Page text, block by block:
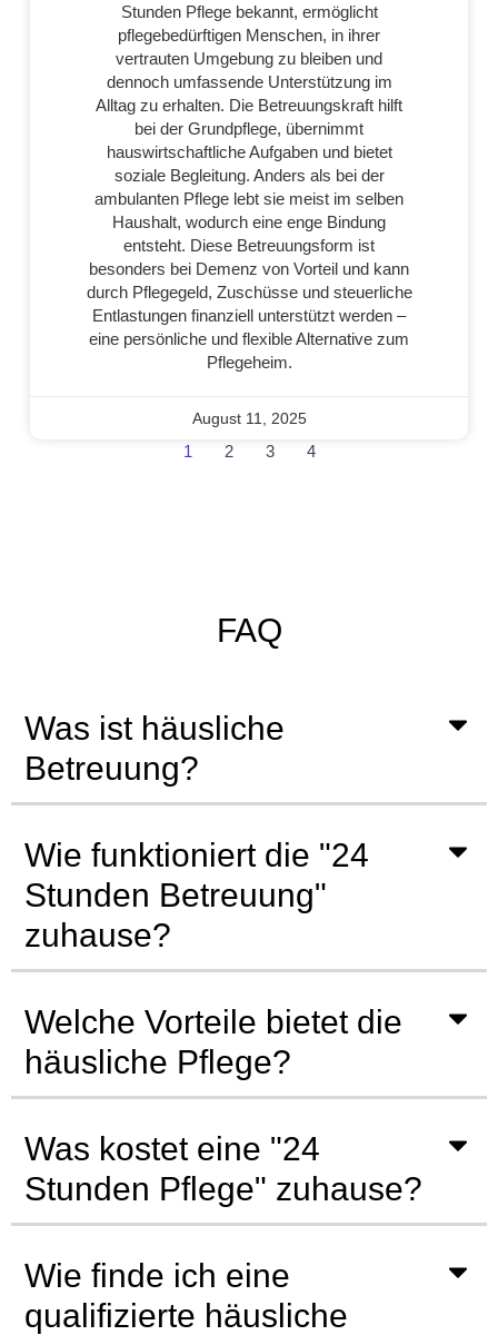
Stunden Pflege bekannt, ermöglicht
pflegebedürftigen Menschen, in ihrer
vertrauten Umgebung zu bleiben und
dennoch umfassende Unterstützung im
Alltag zu erhalten. Die Betreuungskraft hilft
bei der Grundpflege, übernimmt
hauswirtschaftliche Aufgaben und bietet
soziale Begleitung. Anders als bei der
ambulanten Pflege lebt sie meist im selben
Haushalt, wodurch eine enge Bindung
entsteht. Diese Betreuungsform ist
besonders bei Demenz von Vorteil und kann
durch Pflegegeld, Zuschüsse und steuerliche
Entlastungen finanziell unterstützt werden –
eine persönliche und flexible Alternative zum
Pflegeheim.
August 11, 2025
1 2 3 4
FAQ
Was ist häusliche
Betreuung?
Wie funktioniert die "24
Stunden Betreuung"
zuhause?
Welche Vorteile bietet die
häusliche Pflege?
Was kostet eine "24
Stunden Pflege" zuhause?
Wie finde ich eine
qualifizierte häusliche